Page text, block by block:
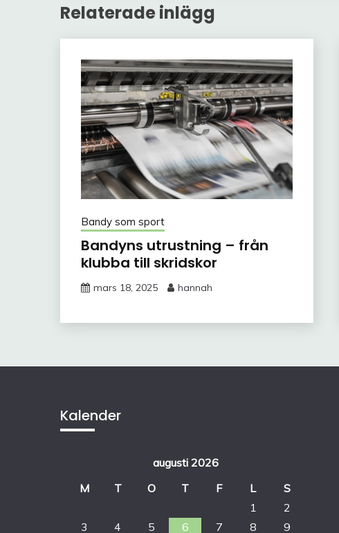
Relaterade inlägg
Bandy som sport
Bandyns utrustning – från
klubba till skridskor
mars 18, 2025 hannah
Kalender
augusti 2026
M
T O T F L
S
1
2
3
4 5 6 7 8 9